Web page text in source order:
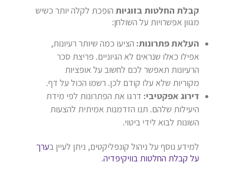
קבלת החלטות בזוגיותהופכת לקלה יותר כשיש
מגוון אפשרויות על השולחן:
העלאת פתרונות: הציעו כמה שיותר רעיונות,
אפילו כאלו שנראים לא הגיוניים. פריצת סכר
הרעיונות תאפשר לכם לחשוב על אופציות
מקוריות שלא עלו קודם לכן. רשמו הכול על דף.
דירוג אפקטיבי: דרגו את הפתרונות לפי מידת
היעילות שלהם. תנו הזדמנות אמיתית להצעות
השונות לבוא לידי ביטוי.
למידע נוסף על ניהול קונפליקטים, ניתן לעיין בערך
על קבלת החלטות בוויקיפדיה.